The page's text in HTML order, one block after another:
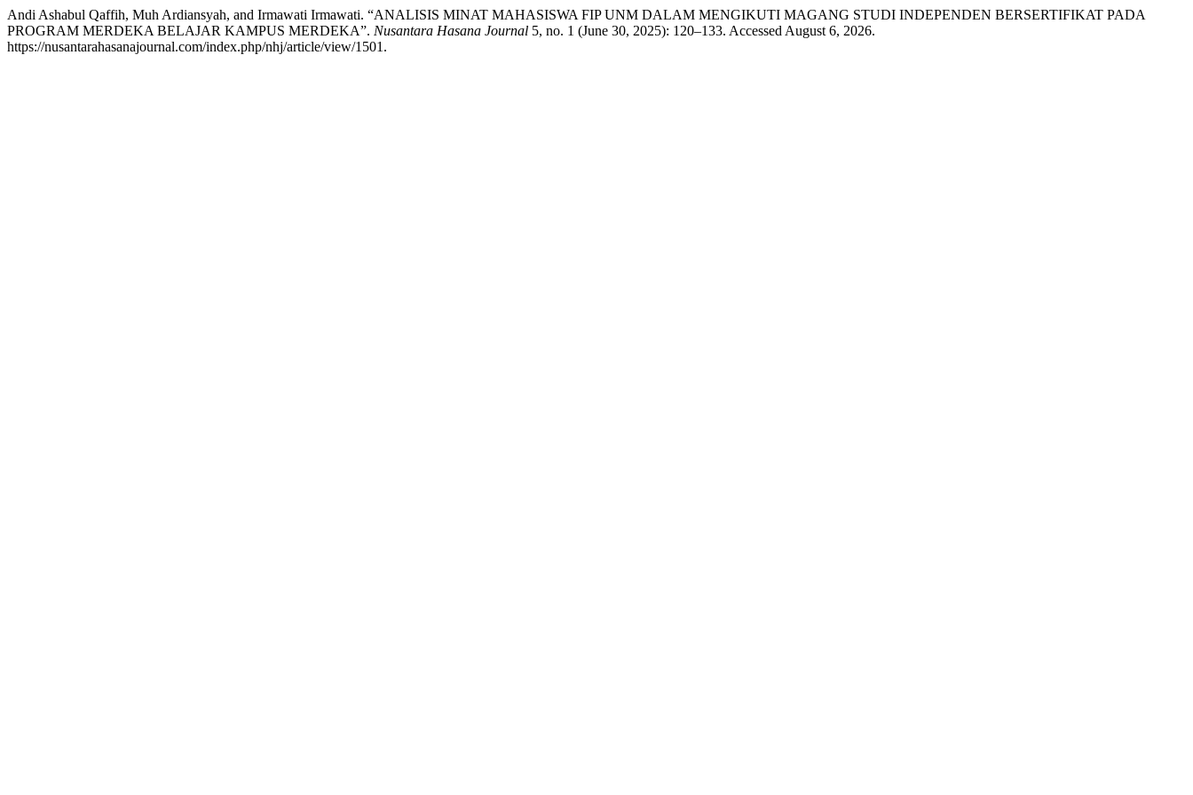
Andi Ashabul Qaffih, Muh Ardiansyah, and Irmawati Irmawati. “ANALISIS MINAT MAHASISWA FIP UNM DALAM MENGIKUTI MAGANG STUDI INDEPENDEN BERSERTIFIKAT PADA
PROGRAM MERDEKA BELAJAR KAMPUS MERDEKA”. Nusantara Hasana Journal 5, no. 1 (June 30, 2025): 120–133. Accessed August 6, 2026.
https://nusantarahasanajournal.com/index.php/nhj/article/view/1501.